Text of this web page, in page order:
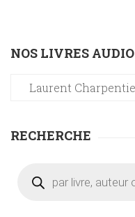
NOS LIVRES AUDIO
RECHERCHE
produits